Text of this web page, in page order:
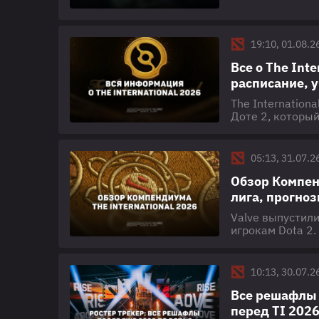
19:10,
Все о The
расписание,
The
Доте 2,
необходимую
05:13,
Обзор
лига,
Valve
игрокам Dota 2.
талантов.
включая
10:13,
Все решафлы
перед TI